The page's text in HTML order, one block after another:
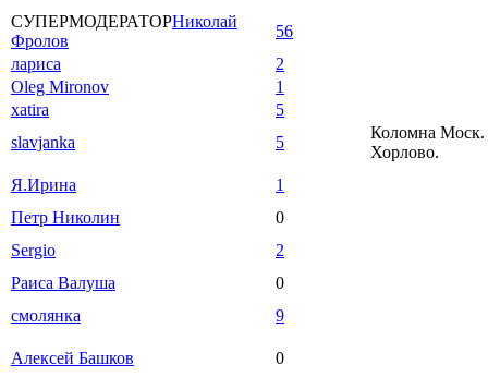
СУПЕРМОДЕРАТОРНиколай
Фролов
56
лариса
2
Oleg Mironov
1
xatira
5
slavjanka
5
Коломна Моск.
Хорлово.
Я.Ирина
1
Петр Николин
0
Sergio
2
Раиса Валуша
0
смолянка
9
Алексей Башков 0